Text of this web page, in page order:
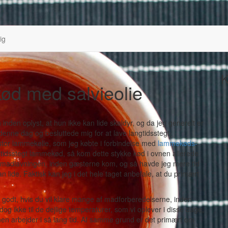
med salvieolie
oplyst, at hun ikke kan lide skaldyr, og da jeg generelt er
dag og besluttede mig for at lave langtidsstegt
lammekølle, som jeg købte i forbindelse med lammekøds-
lammekød, så kom dette stykke kød i ovnen allerede
inden gæsterne kom, og så havde jeg mere tid
lide. Faktisk kan jeg i det hele taget anbefale, at du primært
hvis du vil klare mange af madforberedelserne, inden
ikke til de dejlige temperaturer, som vi oplever i disse dage,
arbejder i så lang tid. Af samme grund er det primært om